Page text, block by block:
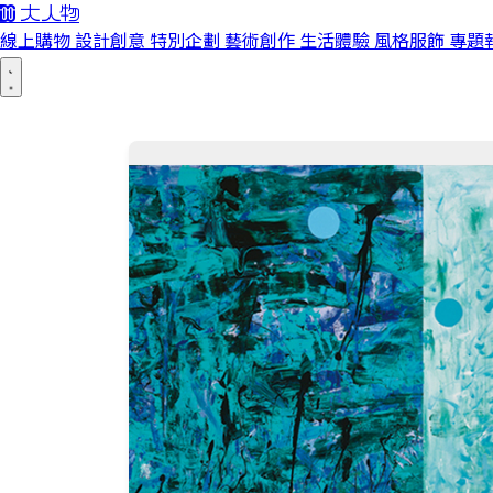
線上購物 設計創意 特別企劃 藝術創作 生活體驗 風格服飾 專題